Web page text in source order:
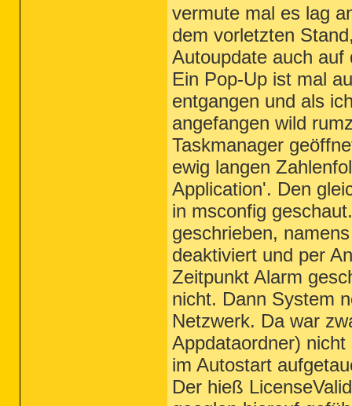
vermute mal es lag
dem vorletzten
Autoupdate auch
Ein Pop-Up ist mal
entgangen und als
angefangen wild
Taskmanager
ewig langen
Application'. Den
in msconfig
geschrieben,
deaktiviert und per
Zeitpunkt Alarm
nicht. Dann System
Netzwerk. Da war
Appdataordner)
im Autostart
Der hieß